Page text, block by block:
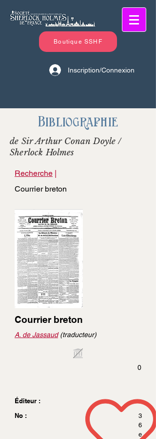
Boutique SSHF
Inscription/Connexion
Bibliographie
de Sir Arthur Conan Doyle /
Sherlock Holmes
Recherche |
Courrier breton
Courrier breton
A. de Jassaud(traducteur)
0
Éditeur :
No :
3
6
e